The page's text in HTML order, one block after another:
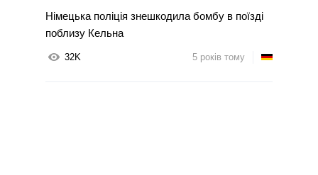
Німецька поліція знешкодила бомбу в поїзді
поблизу Кельна
32K 5 років тому